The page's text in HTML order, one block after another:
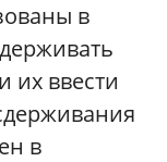
в
их ввести
в